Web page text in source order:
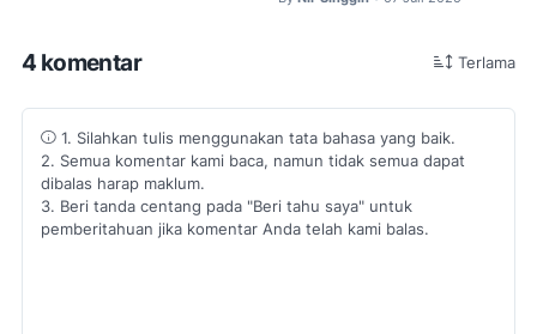
4 komentar Terlama
1. Silahkan tulis menggunakan tata bahasa yang baik.
2. Semua komentar kami baca, namun tidak semua dapat
dibalas harap maklum.
3. Beri tanda centang pada "Beri tahu saya" untuk
pemberitahuan jika komentar Anda telah kami balas.